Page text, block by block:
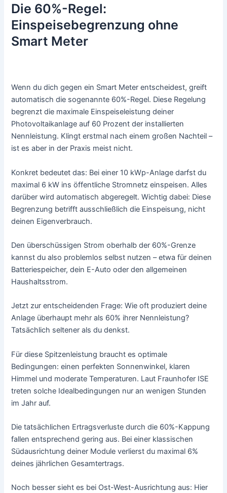
Die 60%-Regel:
Einspeisebegrenzung ohne
Smart Meter
Wenn du dich gegen ein Smart Meter entscheidest, greift
automatisch die sogenannte 60%-Regel. Diese Regelung
begrenzt die maximale Einspeiseleistung deiner
Photovoltaikanlage auf 60 Prozent der installierten
Nennleistung. Klingt erstmal nach einem großen Nachteil –
ist es aber in der Praxis meist nicht.
Konkret bedeutet das: Bei einer 10 kWp-Anlage darfst du
maximal 6 kW ins öffentliche Stromnetz einspeisen. Alles
darüber wird automatisch abgeregelt. Wichtig dabei: Diese
Begrenzung betrifft ausschließlich die Einspeisung, nicht
deinen Eigenverbrauch.
Den überschüssigen Strom oberhalb der 60%-Grenze
kannst du also problemlos selbst nutzen – etwa für deinen
Batteriespeicher, dein E-Auto oder den allgemeinen
Haushaltsstrom.
Jetzt zur entscheidenden Frage: Wie oft produziert deine
Anlage überhaupt mehr als 60% ihrer Nennleistung?
Tatsächlich seltener als du denkst.
Für diese Spitzenleistung braucht es optimale
Bedingungen: einen perfekten Sonnenwinkel, klaren
Himmel und moderate Temperaturen. Laut Fraunhofer ISE
treten solche Idealbedingungen nur an wenigen Stunden
im Jahr auf.
Die tatsächlichen Ertragsverluste durch die 60%-Kappung
fallen entsprechend gering aus. Bei einer klassischen
Südausrichtung deiner Module verlierst du maximal 6%
deines jährlichen Gesamtertrags.
Noch besser sieht es bei Ost-West-Ausrichtung aus: Hier